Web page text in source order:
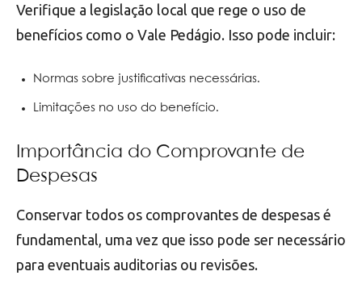
Verifique a legislação local que rege o uso de
benefícios como o Vale Pedágio. Isso pode incluir:
Normas sobre justificativas necessárias.
Limitações no uso do benefício.
Importância do Comprovante de
Despesas
Conservar todos os comprovantes de despesas é
fundamental, uma vez que isso pode ser necessário
para eventuais auditorias ou revisões.